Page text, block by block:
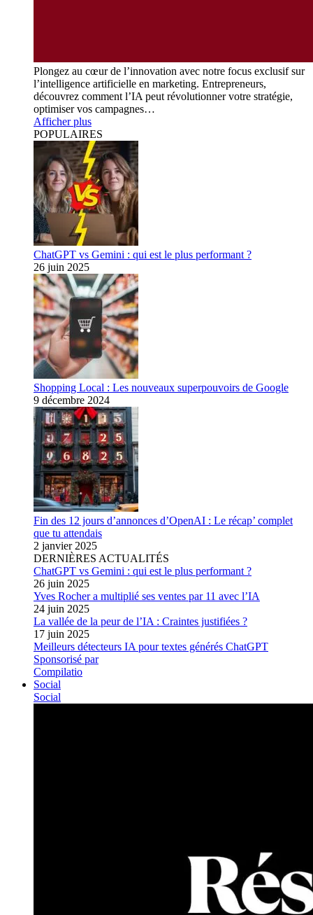
Plongez au cœur de l’innovation avec notre focus exclusif sur
l’intelligence artificielle en marketing. Entrepreneurs,
découvrez comment l’IA peut révolutionner votre stratégie,
optimiser vos campagnes…
Afficher plus
POPULAIRES
ChatGPT vs Gemini : qui est le plus performant ?
26 juin 2025
Shopping Local : Les nouveaux superpouvoirs de Google
9 décembre 2024
Fin des 12 jours d’annonces d’OpenAI : Le récap’ complet
que tu attendais
2 janvier 2025
DERNIÈRES ACTUALITÉS
ChatGPT vs Gemini : qui est le plus performant ?
26 juin 2025
Yves Rocher a multiplié ses ventes par 11 avec l’IA
24 juin 2025
La vallée de la peur de l’IA : Craintes justifiées ?
17 juin 2025
Meilleurs détecteurs IA pour textes générés ChatGPT
Sponsorisé par
Compilatio
Social
Social